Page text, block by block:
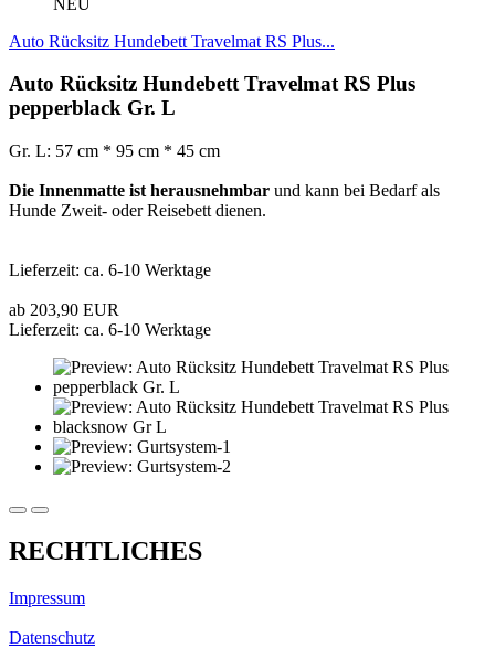
Auto Rücksitz Hundebett Travelmat RS Plus...
Auto Rücksitz Hundebett Travelmat RS Plus
pepperblack Gr. L
Gr. L: 57 cm * 95 cm * 45 cm
Die Innenmatte ist herausnehmbar und kann bei Bedarf als
Hunde Zweit- oder Reisebett dienen.
Lieferzeit: ca. 6-10 Werktage
ab 203,90 EUR
Lieferzeit: ca. 6-10 Werktage
RECHTLICHES
Impressum
Datenschutz